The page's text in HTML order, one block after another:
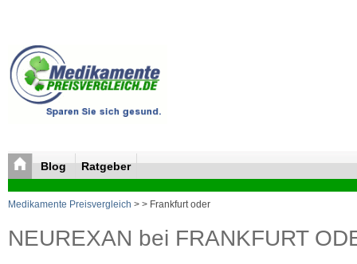
Blog Ratgeber
Medikamente Preisvergleich > > Frankfurt oder
NEUREXAN bei FRANKFURT